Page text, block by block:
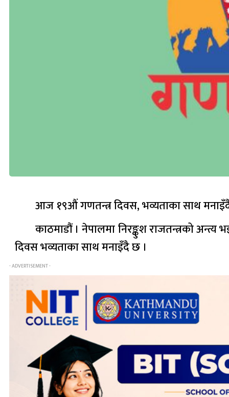
आज १९औं गणतन्त्र दिवस, भव्यताका साथ
काठमाडौं । नेपालमा निरङ्कुश राजतन्त्रको
दिवस भव्यताका साथ मनाइँदै छ ।
- ADVERTISEMENT -